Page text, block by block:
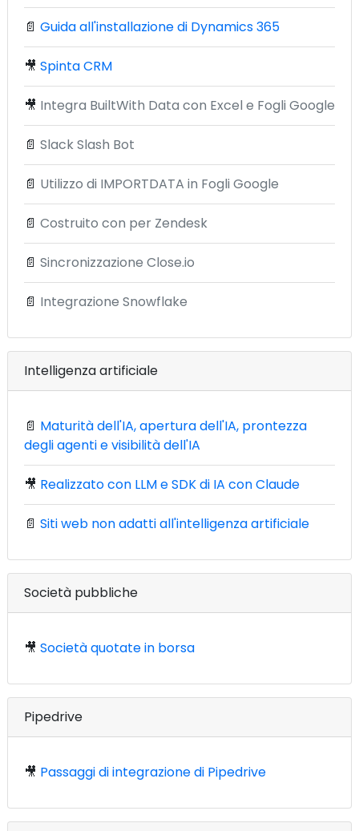
📄 Guida all'installazione di Dynamics 365
🎥 Spinta CRM
🎥 Integra BuiltWith Data con Excel e Fogli Google
📄 Slack Slash Bot
📄 Utilizzo di IMPORTDATA in Fogli Google
📄 Costruito con per Zendesk
📄 Sincronizzazione Close.io
📄 Integrazione Snowflake
Intelligenza artificiale
📄 Maturità dell'IA, apertura dell'IA, prontezza
degli agenti e visibilità dell'IA
🎥 Realizzato con LLM e SDK di IA con Claude
📄 Siti web non adatti all'intelligenza artificiale
Società pubbliche
🎥 Società quotate in borsa
Pipedrive
🎥 Passaggi di integrazione di Pipedrive